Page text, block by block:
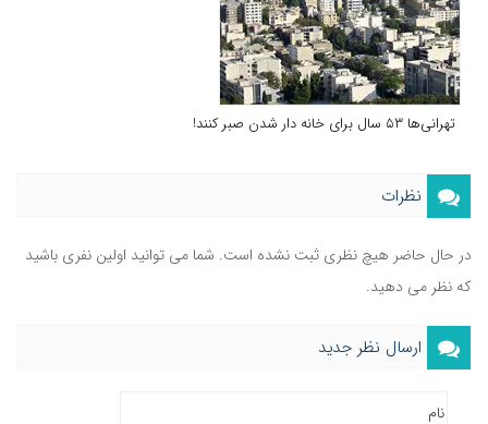
تهرانی‌ها ۵۳ سال برای خانه دار شدن صبر کنند!
نظرات
در حال حاضر هیچ نظری ثبت نشده است. شما می توانید اولین نفری باشید
که نظر می دهید.
ارسال نظر جدید